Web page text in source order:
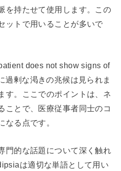
を持たせて使用します。この
ットで用いることが多いで
does not show signs of
過剰な渇きの兆候は見られま
す。ここでのポイントは、ネ
ことで、医療従事者同士のコ
なる点です。
門的な話題について深く触れ
は適切な単語として用い